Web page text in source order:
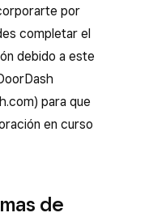
por
completar el
debido a este
para que
en curso
de